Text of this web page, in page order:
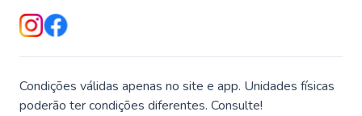
Condições válidas apenas no site e app. Unidades físicas
poderão ter condições diferentes. Consulte!